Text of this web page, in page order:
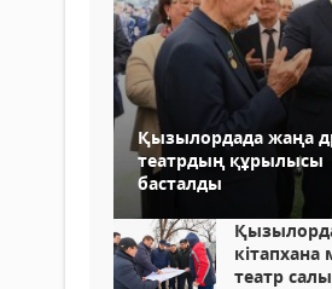
Қызылордада жаңа
театрдың құрылысы
басталды
театр